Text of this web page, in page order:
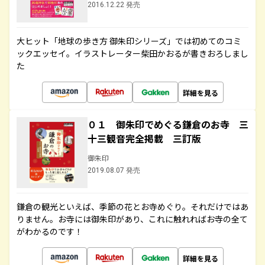
2016.12.22 発売
大ヒット「地球の歩き方 御朱印シリーズ」では初めてのコミ
ックエッセイ。イラストレーター柴田かおるが書きおろしまし
た
詳細を見る
０１ 御朱印でめぐる鎌倉のお寺 三
十三観音完全掲載 三訂版
御朱印
2019.08.07 発売
鎌倉の観光といえば、季節の花とお寺めぐり。それだけではあ
りません。お寺には御朱印があり、これに触れればお寺の全て
がわかるのです！
詳細を見る